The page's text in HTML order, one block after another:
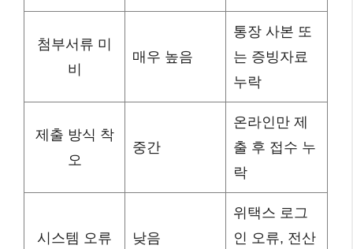
첨부서류 미
비
매우 높음
통장 사본 또
는 증빙자료
누락
제출 방식 착
오
중간
온라인만 제
출 후 접수 누
락
시스템 오류 낮음
위택스 로그
인 오류, 전산